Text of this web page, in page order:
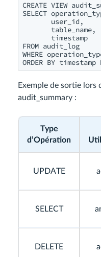
CREATE VIEW
SELECT
user_id,
table_name,
timestamp
FROM audit_log
WHERE
ORDER BY timestamp
Exemple de sortie lors
audit_summary :
Type
d’Opération
UPDATE
SELECT
DELETE